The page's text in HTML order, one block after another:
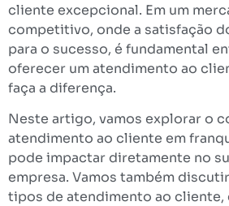
cliente excepcional. Em um
competitivo, onde a satisfação
para o sucesso, é fundamental
oferecer um atendimento ao
faça a diferença.
Neste artigo, vamos explorar o
atendimento ao cliente em
pode impactar diretamente no
empresa. Vamos também
tipos de atendimento ao cliente,